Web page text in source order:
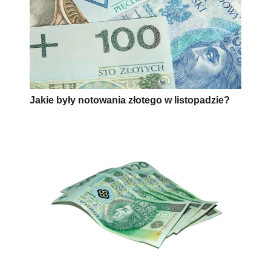
Jakie były notowania złotego w listopadzie?